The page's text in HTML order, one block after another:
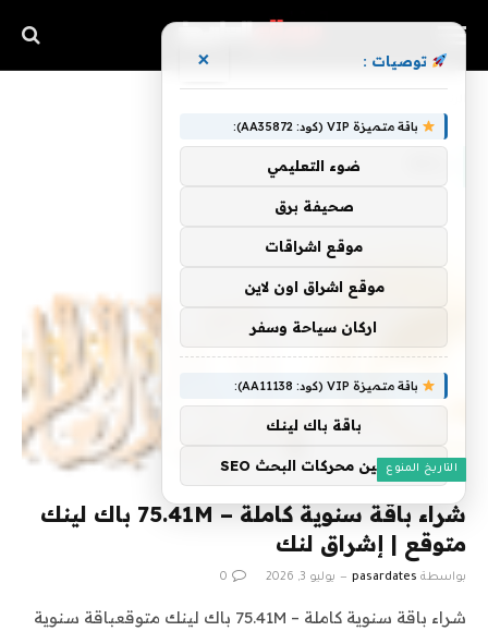
التاريخ المنوع
شراء باقة سنوية كاملة – 75.41M باك لينك
متوقع | إشراق لنك
بواسطة pasardates يوليو 3, 2026 0
شراء باقة سنوية كاملة – 75.41M باك لينك متوقعباقة سنوية
توصيات : ×
باقة متميزة VIP (كود: AA35872):
ضوء التعليمي
صحيفة برق
موقع اشراقات
موقع اشراق اون لاين
اركان سياحة وسفر
باقة متميزة VIP (كود: AA11138):
باقة باك لينك
تحسين محركات البحث SEO